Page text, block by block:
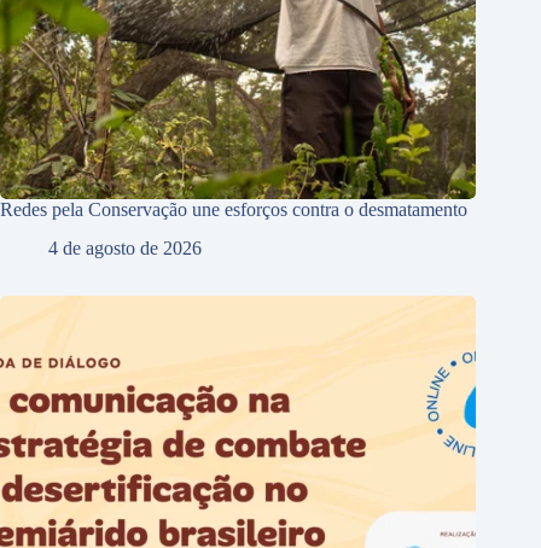
Redes pela Conservação une esforços contra o desmatamento
4 de agosto de 2026